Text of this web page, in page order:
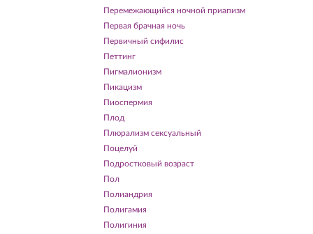
Перемежающийся ночной приапизм
Первая брачная ночь
Первичный сифилис
Петтинг
Пигмалионизм
Пикацизм
Пиоспермия
Плод
Плюрализм сексуальный
Поцелуй
Подростковый возраст
Пол
Полиандрия
Полигамия
Полигиния